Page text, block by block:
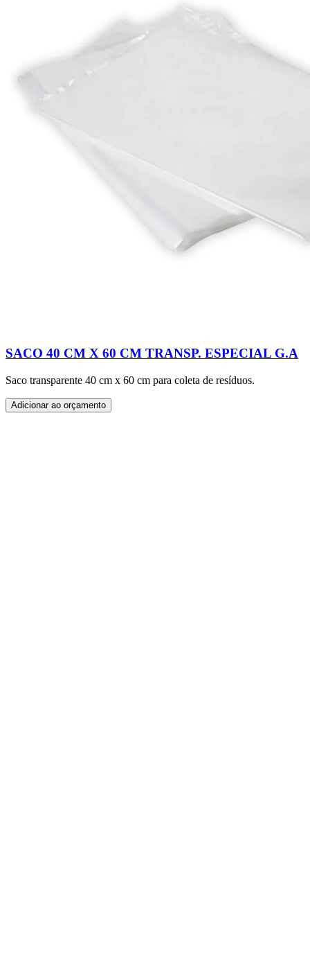
SACO 40 CM X 60 CM TRANSP. ESPECIAL G.A
Saco transparente 40 cm x 60 cm para coleta de resíduos.
Adicionar ao orçamento